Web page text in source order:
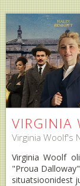
VIRGINIA
Virginia Woolf's
Virginia Woolf
"Proua
situatsioonidest